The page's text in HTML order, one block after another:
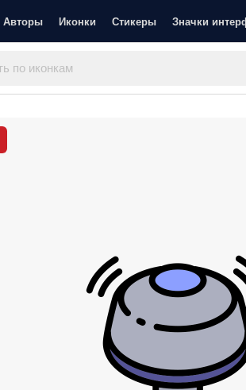
Авторы Иконки Стикеры Значки